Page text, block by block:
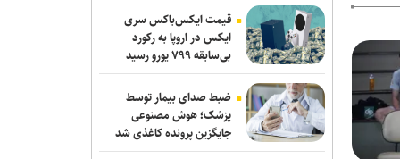
ربیعی سرمربی شاهین بندرعامری شد
اعلام اسامی نامزدهای تایید صلاحیت شده
ریاست فدراسیون بدنسازی و پرورش اندام/
حضور عضو هیات مدیره پرسپولیس
کلباسی به چادرملو پیوست
قیمت ایکس‌باکس سری
ایکس در اروپا به رکورد
بی‌سابقه ۷۹۹ یورو رسید
ضبط صدای بیمار توسط
پزشک؛ هوش مصنوعی
جایگزین پرونده کاغذی شد